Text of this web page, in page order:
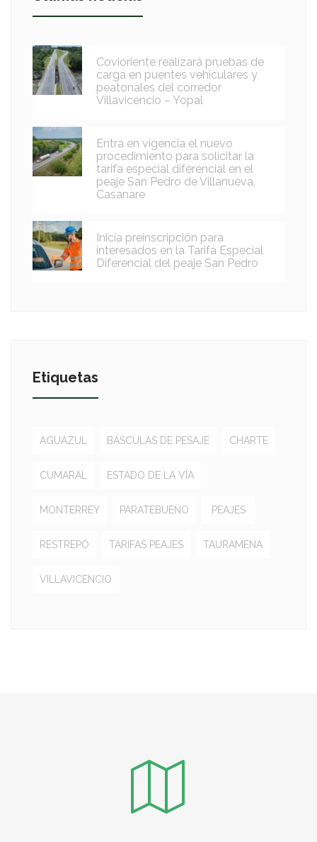
Covioriente realizará pruebas de
carga en puentes vehiculares y
peatonales del corredor
Villavicencio – Yopal
Entra en vigencia el nuevo
procedimiento para solicitar la
tarifa especial diferencial en el
peaje San Pedro de Villanueva,
Casanare
Inicia preinscripción para
interesados en la Tarifa Especial
Diferencial del peaje San Pedro
Etiquetas
AGUAZUL BÁSCULAS DE PESAJE CHARTE
CUMARAL ESTADO DE LA VÍA
MONTERREY PARATEBUENO PEAJES
RESTREPO TARIFAS PEAJES TAURAMENA
VILLAVICENCIO